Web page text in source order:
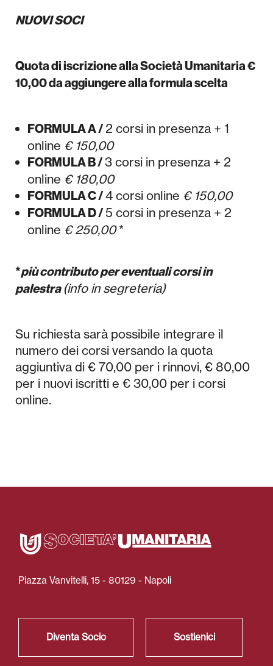
NUOVI SOCI
Quota di iscrizione alla Società Umanitaria €
10,00 da aggiungere alla formula scelta
FORMULA A /2 corsi in presenza + 1
online € 150,00
FORMULA B /3 corsi in presenza + 2
online € 180,00
FORMULA C /4 corsi online € 150,00
FORMULA D /5 corsi in presenza + 2
online € 250,00*
*più contributo per eventuali corsi in
palestra(info in segreteria)
Su richiesta sarà possibile integrare il
numero dei corsi versando la quota
aggiuntiva di € 70,00 per i rinnovi, € 80,00
per i nuovi iscritti e € 30,00 per i corsi
online.
Piazza Vanvitelli, 15 - 80129 - Napoli
Diventa Socio Sostienici